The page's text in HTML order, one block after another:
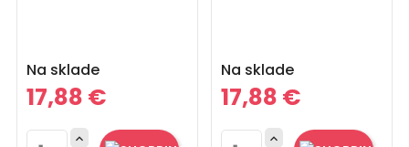
Na sklade
Cena
17,88 €

Na sklade
Cena
17,88 €
